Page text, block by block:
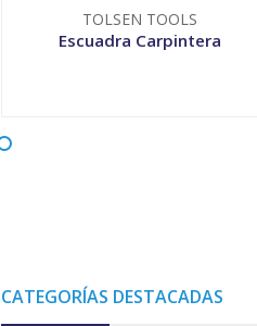
TOLSEN TOOLS
Escuadra Carpintera
CATEGORÍAS DESTACADAS